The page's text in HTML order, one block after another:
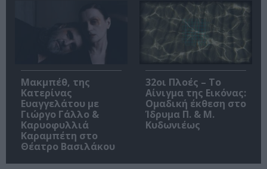
Μακμπέθ, της
Κατερίνας
Ευαγγελάτου με
Γιώργο Γάλλο &
Καρυοφυλλιά
Καραμπέτη στο
Θέατρο Βασιλάκου
32οι Πλοές – Το
Αίνιγμα της Εικόνας:
Ομαδική έκθεση στο
Ίδρυμα Π. & Μ.
Κυδωνιέως